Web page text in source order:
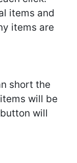
items and
items are
short the
will be
will